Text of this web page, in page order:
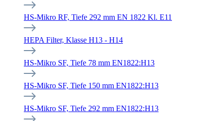
HS-Mikro RF, Tiefe 292 mm EN 1822 Kl. E11
HEPA Filter, Klasse H13 - H14
HS-Mikro SF, Tiefe 78 mm EN1822:H13
HS-Mikro SF, Tiefe 150 mm EN1822:H13
HS-Mikro SF, Tiefe 292 mm EN1822:H13